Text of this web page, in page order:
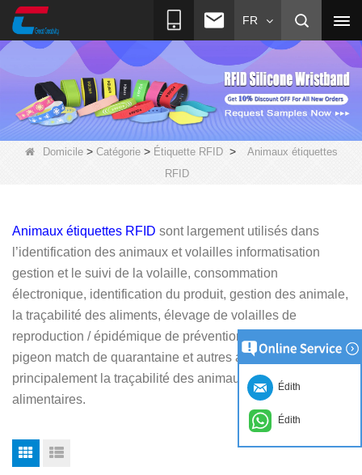
FR
Domicile> Catégorie> Étiquette RFID>
Animaux étiquettes
RFID
Animaux étiquettes RFID sont largement utilisés dans
l’identification des animaux et volailles informatisation
gestion et le suivi de la volaille, consommation
électronique, identification du produit, gestion des animale,
la traçabilité des aliments, élevage de volailles de
reproduction / épidémique de prévention et de contrôle,
pigeon match de quarantaine et autres animaux. Il fournit
principalement la traçabilité des animaux et des denrées
alimentaires.
Édith
Édith